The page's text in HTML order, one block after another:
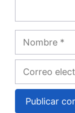
Correo
electrónico